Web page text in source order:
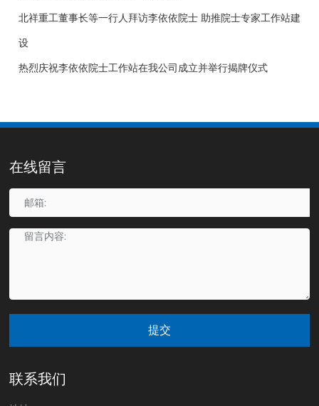
北祥重工董事长等一行人拜访李依依院士 助推院士专家工作站建
设
热烈庆祝李依依院士工作站在我公司成立并举行揭牌仪式
联系我们
在线留言
提交